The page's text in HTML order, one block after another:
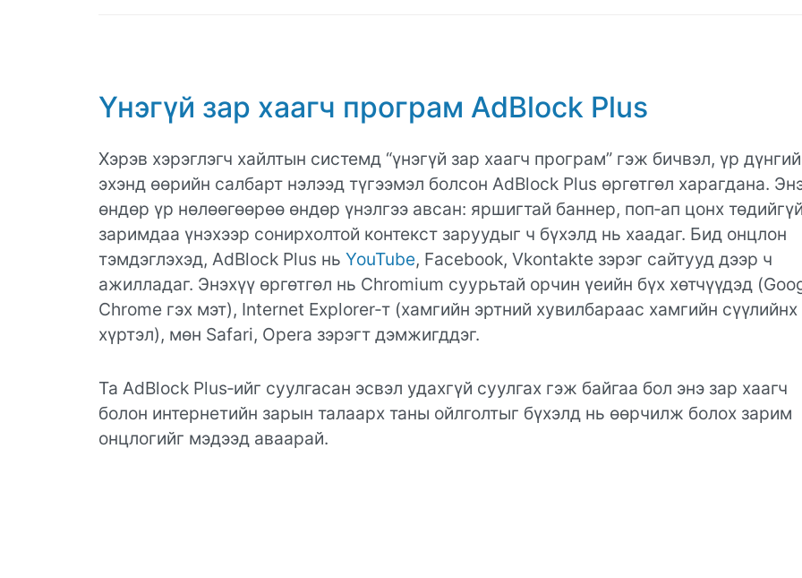
Үнэгүй зар хаагч програм AdBlock Plus
Хэрэв хэрэглэгч хайлтын системд “үнэгүй зар хаагч програм” гэж бичвэл, үр
эхэнд өөрийн салбарт нэлээд түгээмэл болсон AdBlock Plus өргөтгөл харагдана.
өндөр үр нөлөөгөөрөө өндөр үнэлгээ авсан: яршигтай баннер, поп‑ап цонх
заримдаа үнэхээр сонирхолтой контекст заруудыг ч бүхэлд нь хаадаг. Бид онцлон
тэмдэглэхэд, AdBlock Plus нь YouTube, Facebook, Vkontakte зэрэг сайтууд дээр ч
ажилладаг. Энэхүү өргөтгөл нь Chromium суурьтай орчин үеийн бүх хөтчүүдэд
Chrome гэх мэт), Internet Explorer‑т (хамгийн эртний хувилбараас хамгийн сүүлийнх
хүртэл), мөн Safari, Opera зэрэгт дэмжигддэг.
Та AdBlock Plus‑ийг суулгасан эсвэл удахгүй суулгах гэж байгаа бол энэ зар хаагч
болон интернетийн зарын талаарх таны ойлголтыг бүхэлд нь өөрчилж болох зарим
онцлогийг мэдээд аваарай.